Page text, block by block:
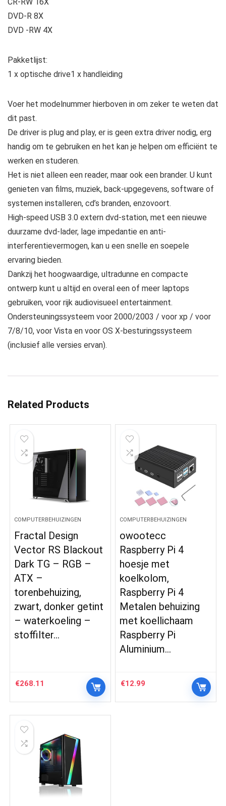
DVD-R 8X
DVD -RW 4X
Pakketlijst:
1 x optische drive1 x handleiding
Voer het modelnummer hierboven in om zeker te weten dat
dit past.
De driver is plug and play, er is geen extra driver nodig, erg
handig om te gebruiken en het kan je helpen om efficiënt te
werken en studeren.
Het is niet alleen een reader, maar ook een brander. U kunt
genieten van films, muziek, back-upgegevens, software of
systemen installeren, cd’s branden, enzovoort.
High-speed USB 3.0 extern dvd-station, met een nieuwe
duurzame dvd-lader, lage impedantie en anti-
interferentievermogen, kan u een snelle en soepele
ervaring bieden.
Dankzij het hoogwaardige, ultradunne en compacte
ontwerp kunt u altijd en overal een of meer laptops
gebruiken, voor rijk audiovisueel entertainment.
Ondersteuningssysteem voor 2000/2003 / voor xp / voor
7/8/10, voor Vista en voor OS X-besturingssysteem
(inclusief alle versies ervan).
Related Products
COMPUTERBEHUIZINGEN
Fractal Design
Vector RS Blackout
Dark TG – RGB –
ATX –
torenbehuizing,
zwart, donker getint
– waterkoeling –
stoffilter…
€268.11
COMPUTERBEHUIZINGEN
owootecc
Raspberry Pi 4
hoesje met
koelkolom,
Raspberry Pi 4
Metalen behuizing
met koellichaam
Raspberry Pi
Aluminium…
€12.99